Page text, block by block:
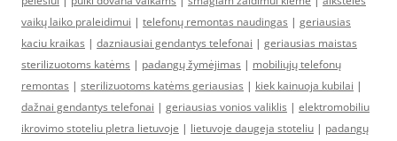
vaikų laiko praleidimui | telefonų remontas naudingas | geriausias
kaciu kraikas | dazniausiai gendantys telefonai | geriausias maistas
sterilizuotoms katėms | padangų žymėjimas | mobiliųjų telefonų
remontas | sterilizuotoms katėms geriausias | kiek kainuoja kubilai |
dažnai gendantys telefonai | geriausias vonios valiklis | elektromobiliu
ikrovimo stoteliu pletra lietuvoje | lietuvoje daugeja stoteliu | padangų